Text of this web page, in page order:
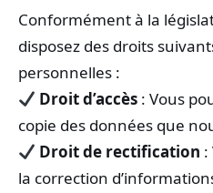
Conformément à la
disposez des droits
personnelles :
Droit d’accès : Vous
copie des données que
Droit de rectification :
la correction